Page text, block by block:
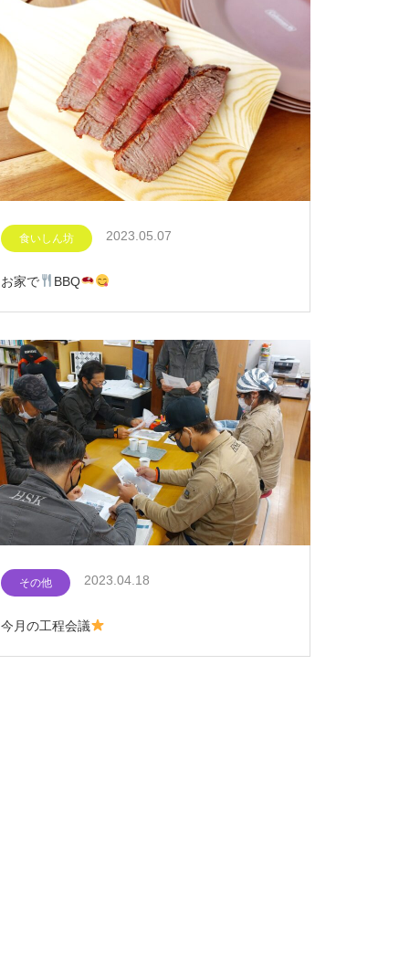
食いしん坊 2023.05.07
お家で BBQ
その他 2023.04.18
今月の工程会議